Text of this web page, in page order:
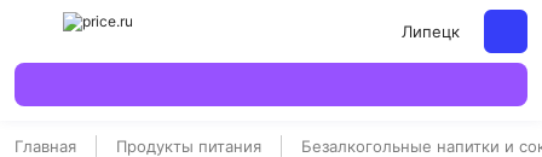
Липецк
Главная Продукты питания Безалкогольные напитки и